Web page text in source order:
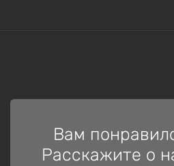
Вам
Расскажите о